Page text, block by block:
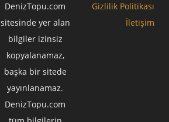
DenizTopu.com
sitesinde yer alan
bilgiler izinsiz
kopyalanamaz,
başka bir sitede
yayınlanamaz.
DenizTopu.com
Gizlilik Politikası
İletişim